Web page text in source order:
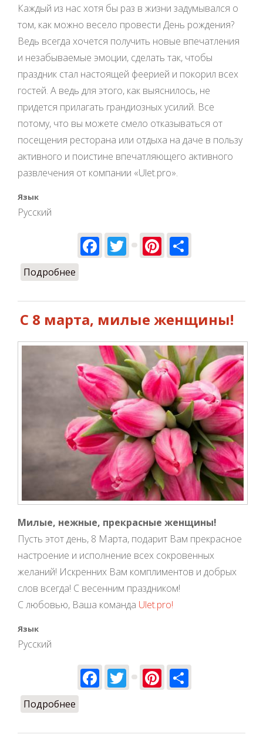
Каждый из нас хотя бы раз в жизни задумывался о
том, как можно весело провести День рождения?
Ведь всегда хочется получить новые впечатления
и незабываемые эмоции, сделать так, чтобы
праздник стал настоящей феерией и покорил всех
гостей. А ведь для этого, как выяснилось, не
придется прилагать грандиозных усилий. Все
потому, что вы можете смело отказываться от
посещения ресторана или отдыха на даче в пользу
активного и поистине впечатляющего активного
развлечения от компании «Ulet.pro».
Язык
Русский
Facebook
TwitterPinterest
Подробнее
С 8 марта, милые женщины!
Милые, нежные, прекрасные женщины!
Пусть этот день, 8 Марта, подарит Вам прекрасное
настроение и исполнение всех сокровенных
желаний! Искренних Вам комплиментов и добрых
слов всегда! С весенним праздником!
С любовью, Ваша команда Ulet.pro!
Язык
Русский
Facebook
TwitterPinterest
Подробнее